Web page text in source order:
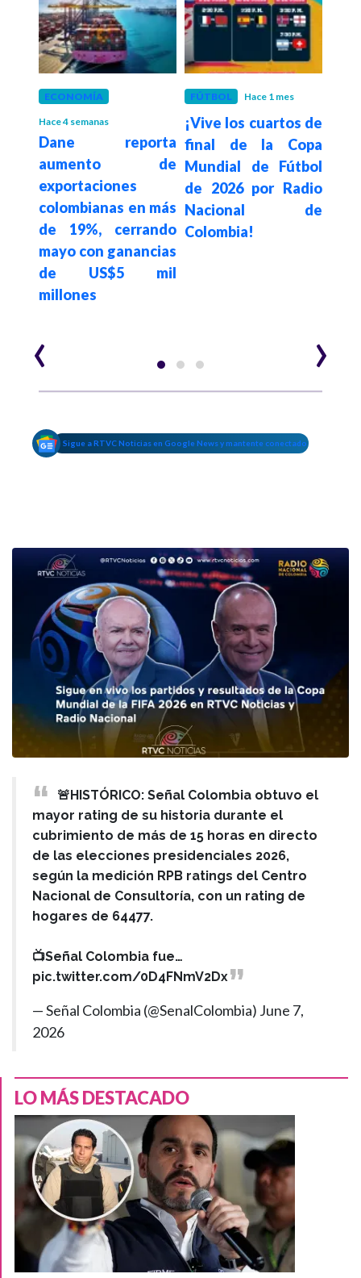
ECONOMÍA
Hace 4 semanas
Dane reporta
aumento de
exportaciones
colombianas en más
de 19%, cerrando
mayo con ganancias
de US$5 mil
millones
FÚTBOL Hace 1 mes
¡Vive los cuartos de
final de la Copa
Mundial de Fútbol
de 2026 por Radio
Nacional de
Colombia!
‹ ›
Sigue a RTVC Noticias en Google News y mantente conectado
🚨HISTÓRICO: Señal Colombia obtuvo el
mayor rating de su historia durante el
cubrimiento de más de 15 horas en directo
de las elecciones presidenciales 2026,
según la medición RPB ratings del Centro
Nacional de Consultoría, con un rating de
hogares de 64477.
📺Señal Colombia fue…
pic.twitter.com/0D4FNmV2Dx
— Señal Colombia (@SenalColombia) June 7,
2026
LO MÁS DESTACADO